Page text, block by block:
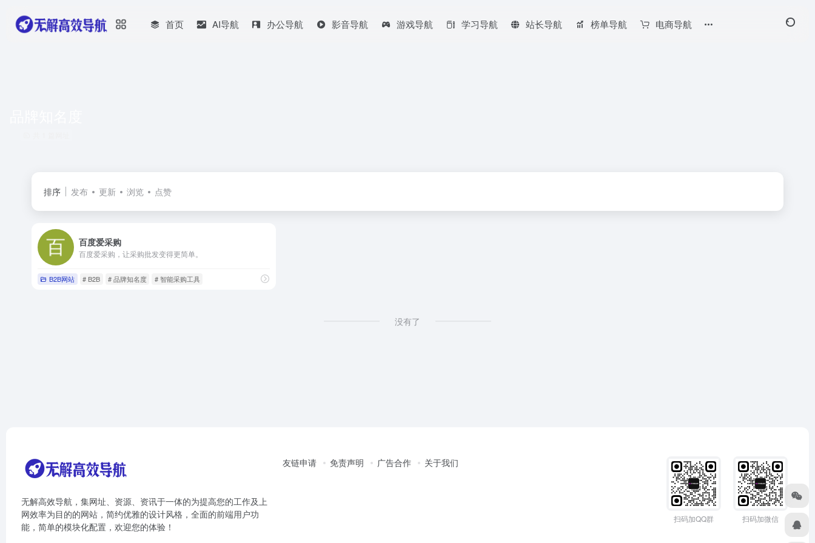
首页 AI导航 办公导航 影音导航 游戏导航 学习导航 站长导航 榜单导航 电商导航
排序 发布 更新 浏览 点赞
百度爱采购
百度爱采购，让采购批发变得更简单。
B2B网站 # B2B # 品牌知名度 # 智能采购工具
没有了
无解高效导航，集网址、资源、资讯于一体的为提高您的工作及上
网效率为目的的网站，简约优雅的设计风格，全面的前端用户功
能，简单的模块化配置，欢迎您的体验！
友链申请 免责声明 广告合作 关于我们
扫码加QQ群 扫码加微信